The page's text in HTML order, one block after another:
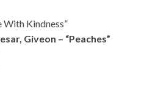
With Kindness”
Giveon – “Peaches”